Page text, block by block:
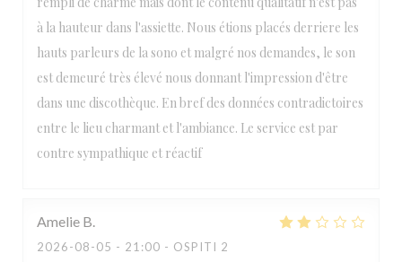
à la hauteur dans l'assiette. Nous étions placés derriere les
hauts parleurs de la sono et malgré nos demandes, le son
est demeuré très élevé nous donnant l'impression d'être
dans une discothèque. En bref des données contradictoires
entre le lieu charmant et l'ambiance. Le service est par
contre sympathique et réactif
Amelie B
2026-08-05 - 21:00 - OSPITI 2